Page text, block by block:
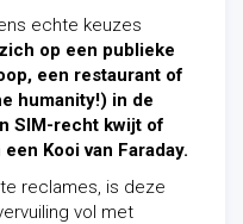
echte keuzes
op een publieke
een restaurant of
humanity!) in de
SIM-recht kwijt of
Kooi van Faraday.
reclames, is deze
vol met